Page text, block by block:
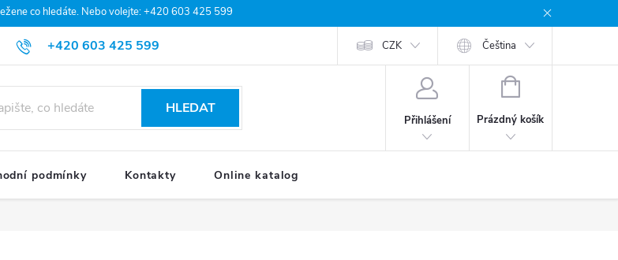
co hledáte. Nebo volejte: +420 603 425 599
+420 603 425 599
Podmínky ochrany osobních údajů CZK Čeština
HLEDAT
Přihlášení
NÁKUPNÍ
Prázdný košík
podmínky Kontakty Online katalog